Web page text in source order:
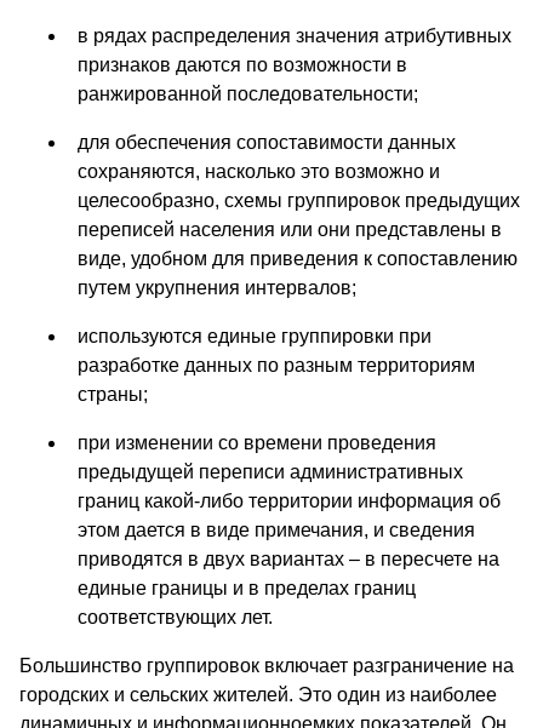
в рядах распределения значения атрибутивных
признаков даются по возможности в
ранжированной последовательности;
для обеспечения сопоставимости данных
сохраняются, насколько это возможно и
целесообразно, схемы группировок предыдущих
переписей населения или они представлены в
виде, удобном для приведения к сопоставлению
путем укрупнения интервалов;
используются единые группировки при
разработке данных по разным территориям
страны;
при изменении со времени проведения
предыдущей переписи административных
границ какой-либо территории информация об
этом дается в виде примечания, и сведения
приводятся в двух вариантах – в пересчете на
единые границы и в пределах границ
соответствующих лет.
Большинство группировок включает разграничение на
городских и сельских жителей. Это один из наиболее